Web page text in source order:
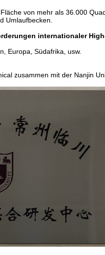
von mehr als 36.000
Umlaufbecken.
internationaler
Europa, Südafrika, usw.
zusammen mit der Nanjin